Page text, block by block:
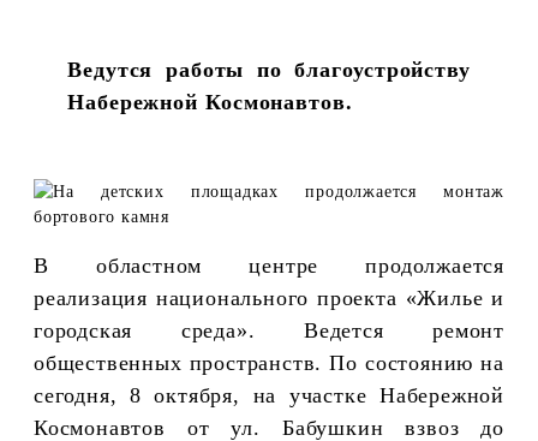
Ведутся работы по благоустройству
Набережной Космонавтов.
В областном центре продолжается
реализация национального проекта «Жилье и
городская среда». Ведется ремонт
общественных пространств. По состоянию на
сегодня, 8 октября, на участке Набережной
Космонавтов от ул. Бабушкин взвоз до